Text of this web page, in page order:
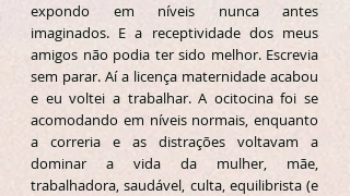
expondo em níveis nunca antes
imaginados. E a receptividade dos meus
amigos não podia ter sido melhor. Escrevia
sem parar. Aí a licença maternidade acabou
e eu voltei a trabalhar. A ocitocina foi se
acomodando em níveis normais, enquanto
a correria e as distrações voltavam a
dominar a vida da mulher, mãe,
trabalhadora, saudável, culta, equilibrista (e